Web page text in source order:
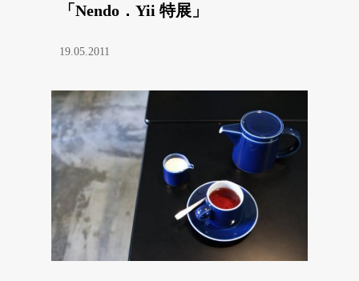
「Nendo．Yii 特展」
19.05.2011